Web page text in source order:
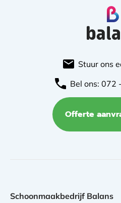
Stuur ons
Bel ons: 072
Offerte
Schoonmaakbedrijf Balans